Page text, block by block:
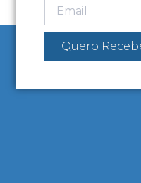
Quero